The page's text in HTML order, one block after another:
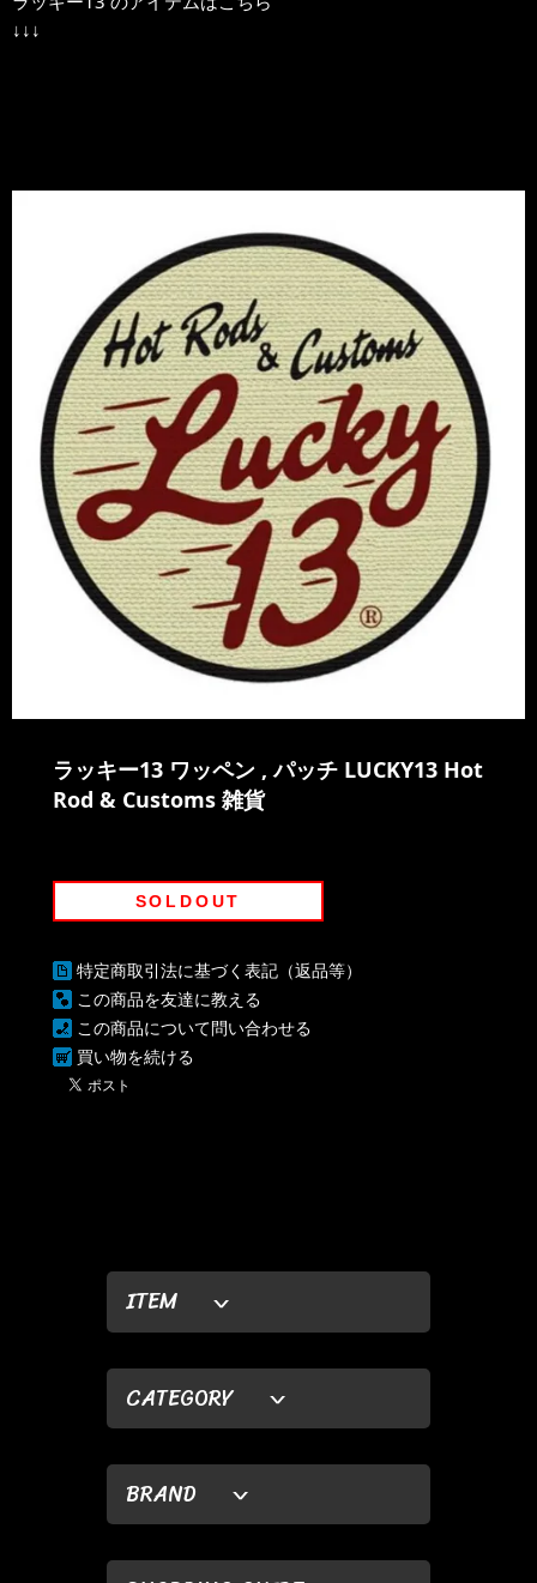
ITEM
CATEGORY
BRAND
↓↓↓
ラッキー13 ワッペン , パッチ LUCKY13 Hot
Rod & Customs 雑貨
SOLDOUT
特定商取引法に基づく表記（返品等）
この商品を友達に教える
この商品について問い合わせる
買い物を続ける